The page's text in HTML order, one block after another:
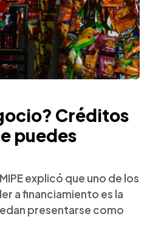
Créditos
puedes
explicó que uno de los
a financiamiento es la
presentarse como